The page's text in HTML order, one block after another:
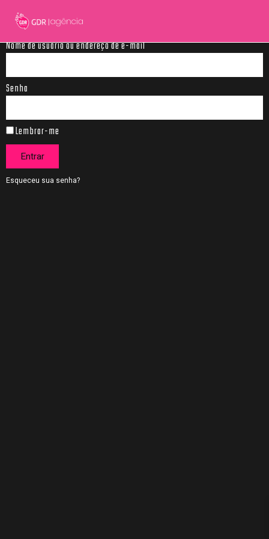
Nome de usuário ou endereço de e-mail
Senha
Lembrar-me
Entrar
Esqueceu sua senha?